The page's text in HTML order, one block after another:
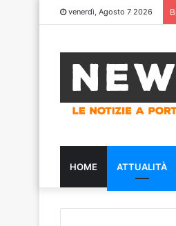
venerdì, Agosto 7 2026
HOME ATTUALITÀ